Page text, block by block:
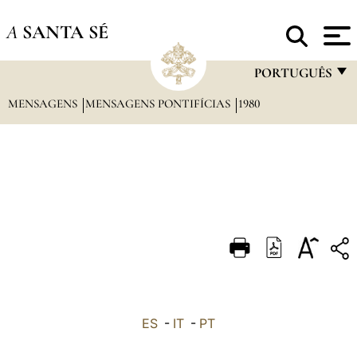
A SANTA SÉ
PORTUGUÊS
FRANÇAIS
DEUTSCH
MENSAGENS MENSAGENS PONTIFÍCIAS 1980
ES - IT - PT